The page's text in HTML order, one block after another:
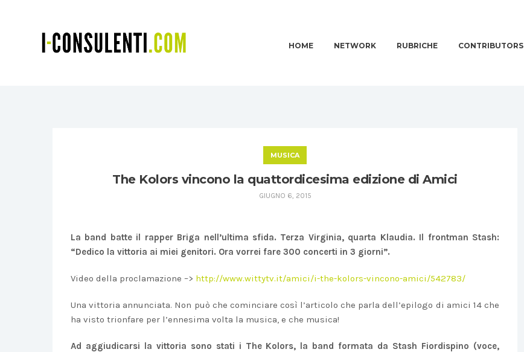
HOME NETWORK RUBRICHE CONTRIBUTORS
MUSICA
The Kolors vincono la quattordicesima edizione di Amici
GIUGNO 6, 2015
La band batte il rapper Briga nell’ultima sfida. Terza Virginia, quarta Klaudia. Il frontman Stash:
“Dedico la vittoria ai miei genitori. Ora vorrei fare 300 concerti in 3 giorni”.
Video della proclamazione –> http://www.wittytv.it/amici/i-the-kolors-vincono-amici/542783/
Una vittoria annunciata. Non può che cominciare così l’articolo che parla dell’epilogo di amici 14 che
ha visto trionfare per l’ennesima volta la musica, e che musica!
Ad aggiudicarsi la vittoria sono stati i The Kolors, la band formata da Stash Fiordispino (voce,